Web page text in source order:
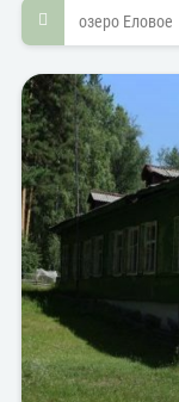
озеро Еловое